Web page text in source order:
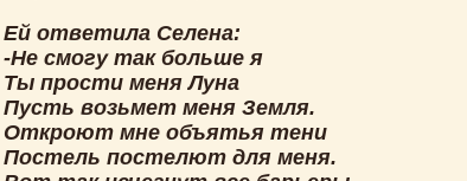
Ей ответила Селена:
-Не смогу так больше я
Ты прости меня Луна
Пусть возьмет меня Земля.
Откроют мне объятья тени
Постель постелют для меня.